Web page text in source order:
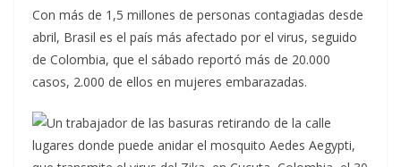
Con más de 1,5 millones de personas contagiadas desde
abril, Brasil es el país más afectado por el virus, seguido
de Colombia, que el sábado reportó más de 20.000
casos, 2.000 de ellos en mujeres embarazadas.